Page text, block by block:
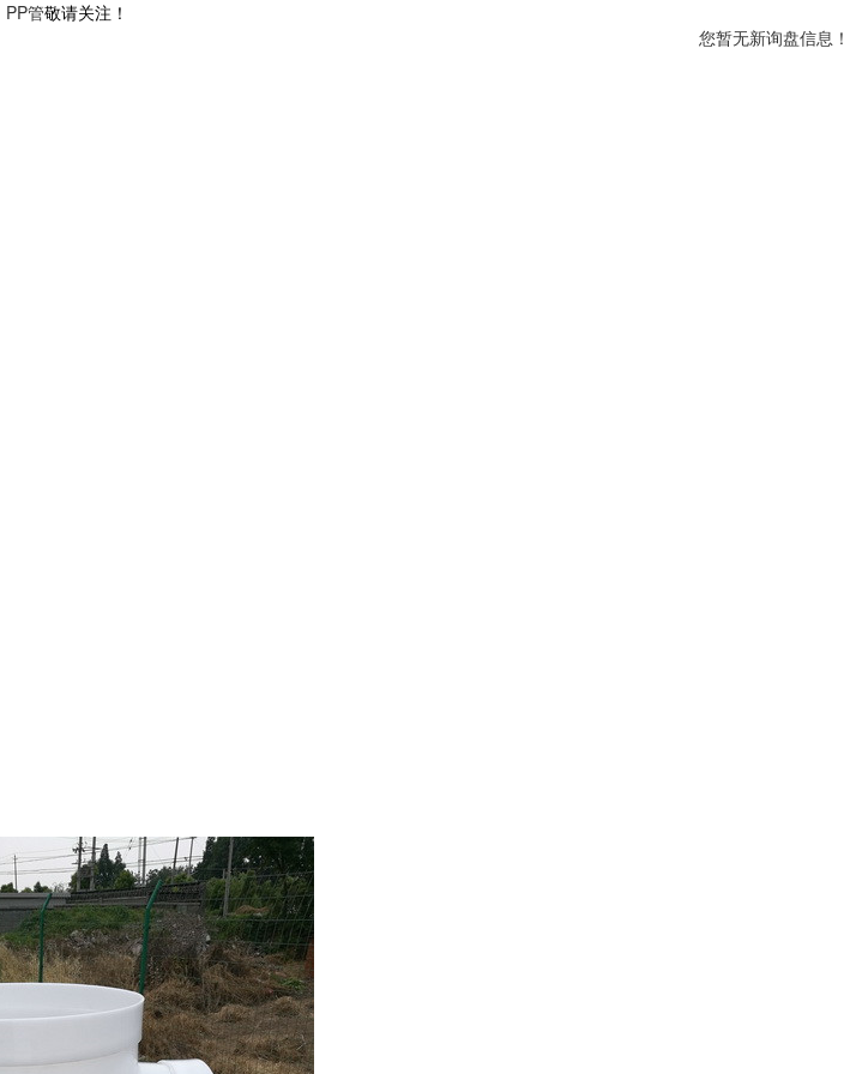
PP管敬请关注！
您暂无新询盘信息！